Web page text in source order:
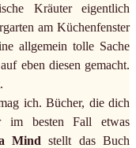
Kräuter eigentlich
am Küchenfenster
allgemein tolle Sache
eben diesen gemacht.
.
ich. Bücher, die dich
im besten Fall etwas
Mind stellt das Buch